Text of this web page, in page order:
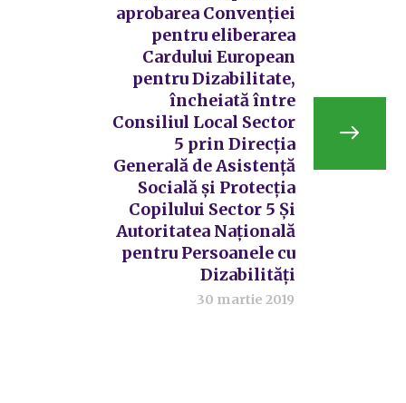
aprobarea Convenției
pentru eliberarea
Cardului European
pentru Dizabilitate,
încheiată între
Consiliul Local Sector
5 prin Direcția
Generală de Asistență
Socială și Protecția
Copilului Sector 5 Și
Autoritatea Națională
pentru Persoanele cu
Dizabilități
30 martie 2019